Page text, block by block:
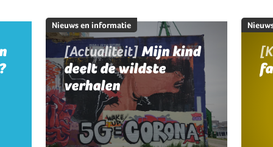
Nieuws en informatie
[Actualiteit]Mijn kind
deelt de wildste
verhalen